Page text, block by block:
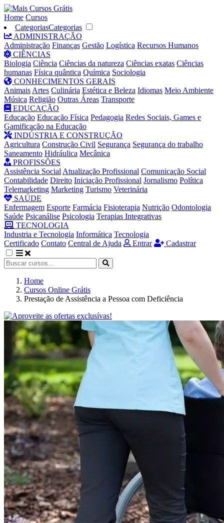
Home Cursos
CategoriasCategorias
ADMINISTRAÇÃO
Administração Finanças Gestão Logística Recursos Humanos
CIÊNCIAS
Biologia Ciência Ciências da natureza Ciências exatas Ciências
humanas Física quântica Química Sociologia
CONHECIMENTOS GERAIS
Animais Artes Culinária Estética e Beleza Idiomas Meio Ambiente
Música Religião Outras Áreas Transporte
EDUCAÇÃO
Educação Educação Física Pedagogia Redes Sociais, Games e
Gamificação na Educação
INDÚSTRIA E CONSTRUÇÃO
Agricultura Construção Civil Segurança Segurança do trabalho
Saneamento Hidráulica Mecânica
PROFISSÕES
Assistência Social Atualização Profissional Comunicação Social
Contabilidade Direito Iniciação Profissional Jornalismo Política
Telemarketing Marketing Turismo Veterinária
SAÚDE
Enfermagem Esporte Farmácia Fisioterapia Nutrição Odontologia
Saúde Psicanálise Psicologia Terapias Integrativas
TECNOLOGIA
Industria e Tecnologia Informática Tecnologia
Certificado Contato Central de Ajuda Entrar Cadastrar
Home
Cursos Online Grátis
Prestação de Assistência a Pessoa com Deficiência